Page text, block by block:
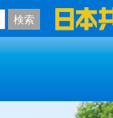
検索